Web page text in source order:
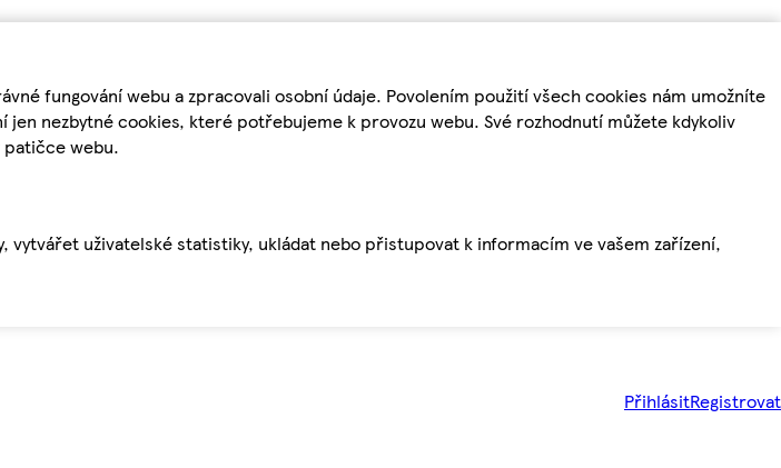
fungování webu a zpracovali osobní údaje. Povolením použití všech cookies nám umožníte
nezbytné cookies, které potřebujeme k provozu webu. Své rozhodnutí můžete kdykoliv
patičce webu.
uživatelské statistiky, ukládat nebo přistupovat k informacím ve vašem zařízení,
PřihlásitRegistrovat